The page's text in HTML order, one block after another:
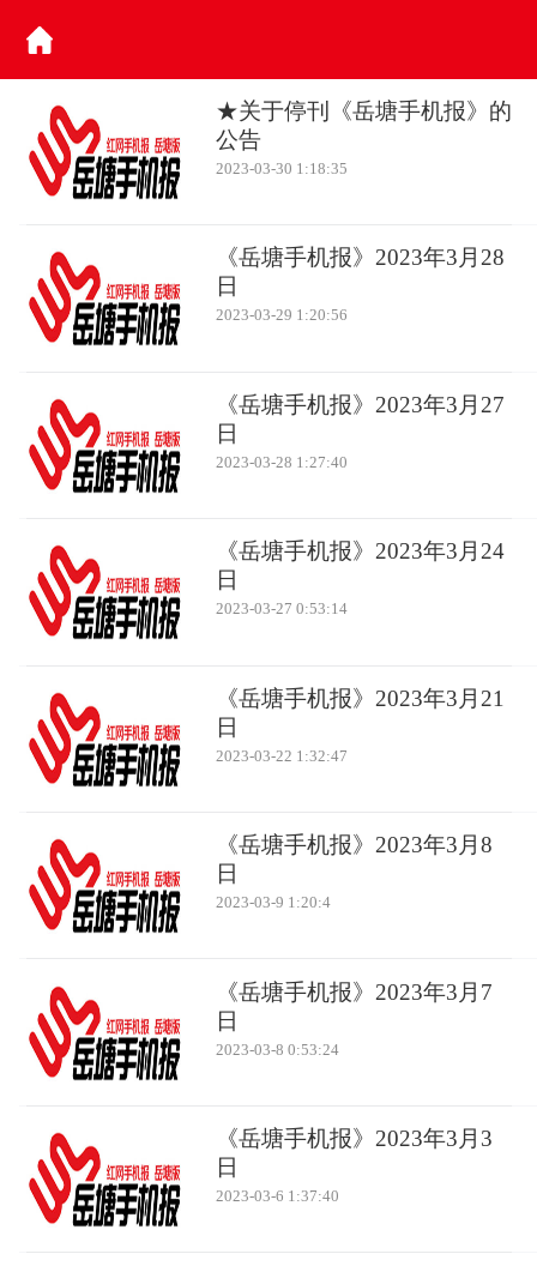
★关于停刊《岳塘手机报》的
公告
2023-03-30 1:18:35
《岳塘手机报》2023年3月28
日
2023-03-29 1:20:56
《岳塘手机报》2023年3月27
日
2023-03-28 1:27:40
《岳塘手机报》2023年3月24
日
2023-03-27 0:53:14
《岳塘手机报》2023年3月21
日
2023-03-22 1:32:47
《岳塘手机报》2023年3月8
日
2023-03-9 1:20:4
《岳塘手机报》2023年3月7
日
2023-03-8 0:53:24
《岳塘手机报》2023年3月3
日
2023-03-6 1:37:40